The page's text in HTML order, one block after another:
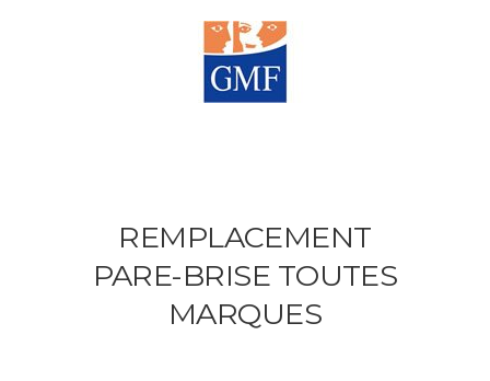
REMPLACEMENT
PARE-BRISE TOUTES
MARQUES